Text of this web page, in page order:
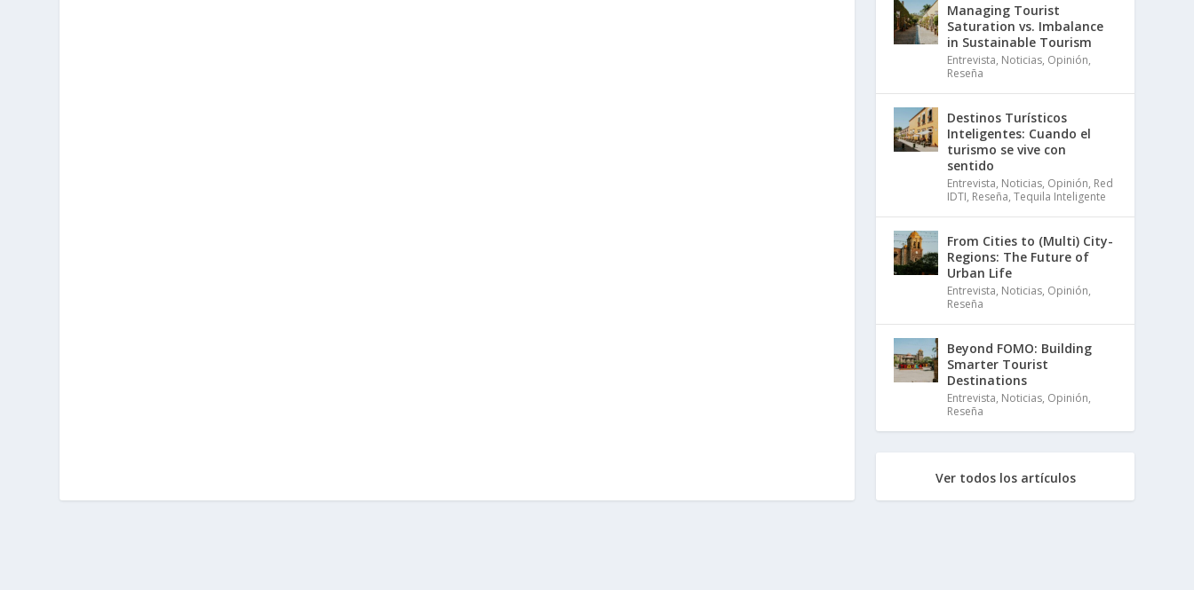
Managing Tourist
Saturation vs. Imbalance
in Sustainable Tourism
Entrevista, Noticias, Opinión,
Reseña
Destinos Turísticos
Inteligentes: Cuando el
turismo se vive con
sentido
Entrevista, Noticias, Opinión, Red
IDTI, Reseña,Tequila Inteligente
From Cities to (Multi) City-
Regions: The Future of
Urban Life
Entrevista, Noticias, Opinión,
Reseña
Beyond FOMO: Building
Smarter Tourist
Destinations
Entrevista, Noticias, Opinión,
Reseña
Ver todos los artículos